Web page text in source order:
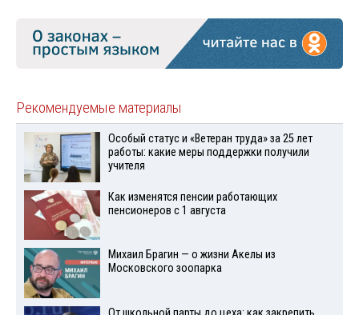
Рекомендуемые материалы
Особый статус и «Ветеран труда» за 25 лет
работы: какие меры поддержки получили
учителя
Как изменятся пенсии работающих
пенсионеров с 1 августа
Михаил Брагин — о жизни Акелы из
Московского зоопарка